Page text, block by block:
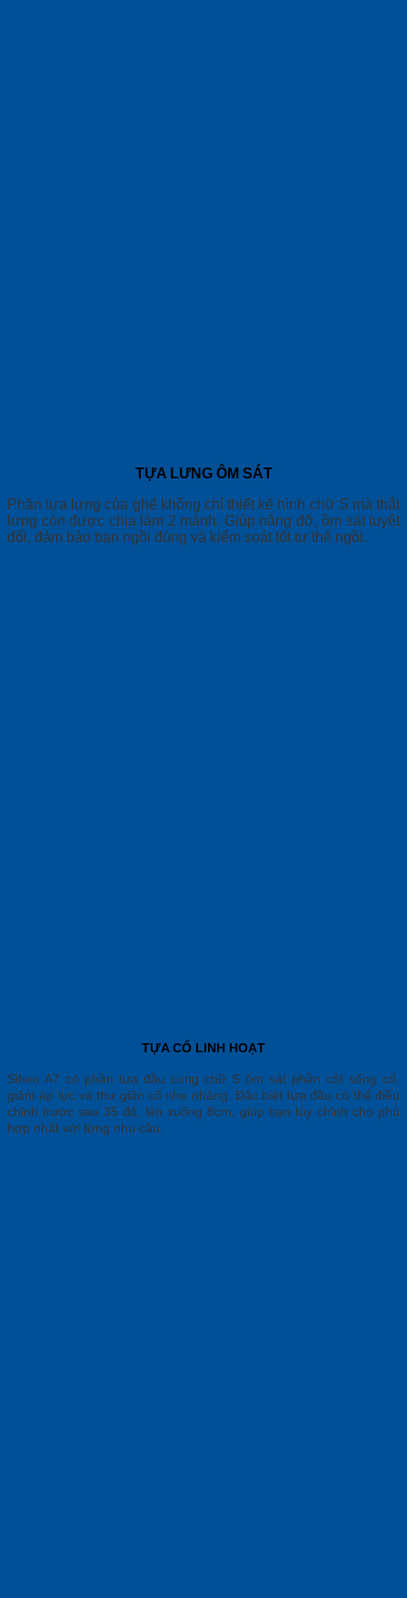
TỰA LƯNG ÔM SÁT
Phần tựa lưng của ghế không chỉ thiết kế hình chữ S mà thắt
lưng còn được chia làm 2 mảnh. Giúp nâng đỡ, ôm sát tuyệt
đối, đảm bảo bạn ngồi đúng và kiểm soát tốt tư thế ngồi.
TỰA CỔ LINH HOẠT
Sihoo A7 có phần tựa đầu cong chữ S ôm sát phần cột sống cổ,
giảm áp lực và thư giãn cổ nhẹ nhàng. Đặc biệt tựa đầu có thể điều
chỉnh trước sau 35 độ, lên xuống 8cm, giúp bạn tùy chỉnh cho phù
hợp nhất với từng nhu cầu.